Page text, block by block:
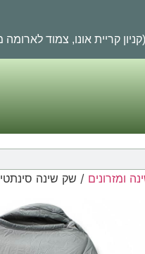
ומזרונים / שק שינה סינתטי 4 עונות HELIOS 800